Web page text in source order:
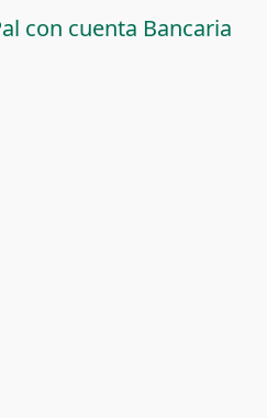
con cuenta Bancaria